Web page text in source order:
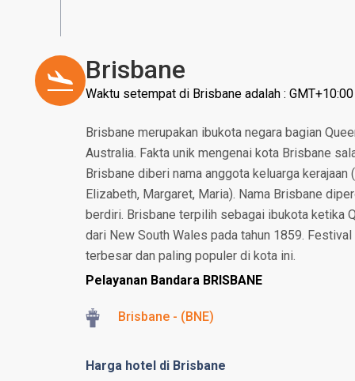
Brisbane
Waktu setempat di Brisbane adalah : GMT+10:00
Brisbane merupakan ibukota negara bagian
Australia. Fakta unik mengenai kota Brisbane
Brisbane diberi nama anggota keluarga kerajaan
Elizabeth, Margaret, Maria). Nama Brisbane
berdiri. Brisbane terpilih sebagai ibukota ketika
dari New South Wales pada tahun 1859.
terbesar dan paling populer di kota ini.
Pelayanan Bandara BRISBANE
Brisbane - (BNE)
Harga hotel di Brisbane